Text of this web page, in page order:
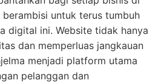
berambisi untuk terus tumbuh
digital ini. Website tidak hanya
dan memperluas jangkauan
menjadi platform utama
pelanggan dan